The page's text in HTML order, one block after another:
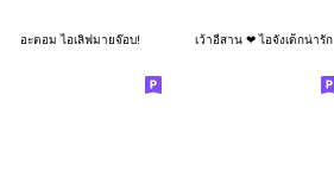
อะตอม ไอเลิฟมายจ๊อบ! เว้าอีสาน ❤ ไอจังเด็กน่ารัก